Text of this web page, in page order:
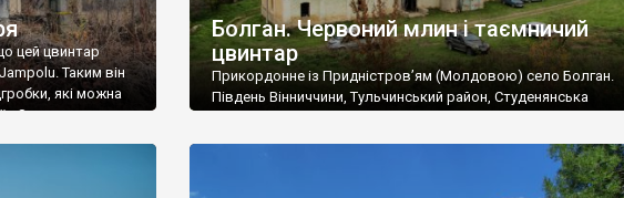
цей цвинтар
Таким він
які можна
Загалом цвинтар
про
виявилося
Болган. Червоний млин і таємничий
цвинтар
Прикордонне із Придністров’ям (Молдовою) село Болган.
Південь Вінниччини, Тульчинський район, Студенянська
старовинний цвинтар із кам’яними хрестами. Всі епітафії, які
збереглися, написані кирилицею, церковнослов’янською